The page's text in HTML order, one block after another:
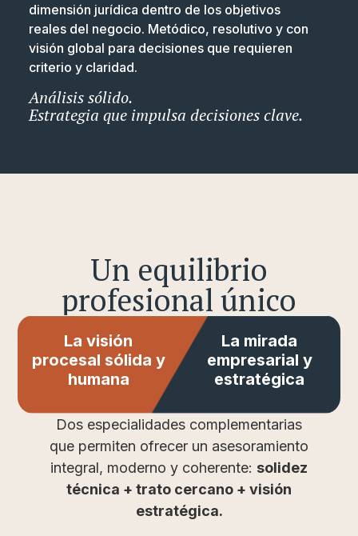
dimensión jurídica dentro de los objetivos
reales del negocio. Metódico, resolutivo y con
visión global para decisiones que requieren
criterio y claridad.
Análisis sólido.
Estrategia que impulsa decisiones clave.
Un equilibrio
profesional único
La visión
procesal sólida y
humana
La mirada
empresarial y
estratégica
Dos especialidades complementarias
que permiten ofrecer un asesoramiento
integral, moderno y coherente: solidez
técnica + trato cercano + visión
estratégica.